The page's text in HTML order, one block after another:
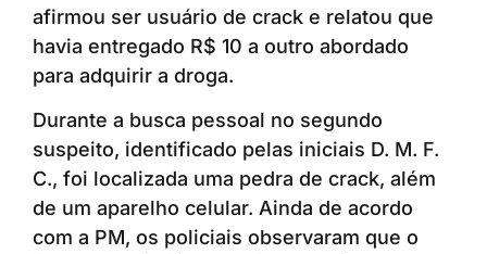
afirmou ser usuário de crack e relatou que
havia entregado R$ 10 a outro abordado
para adquirir a droga.
Durante a busca pessoal no segundo
suspeito, identificado pelas iniciais D. M. F.
C., foi localizada uma pedra de crack, além
de um aparelho celular. Ainda de acordo
com a PM, os policiais observaram que o